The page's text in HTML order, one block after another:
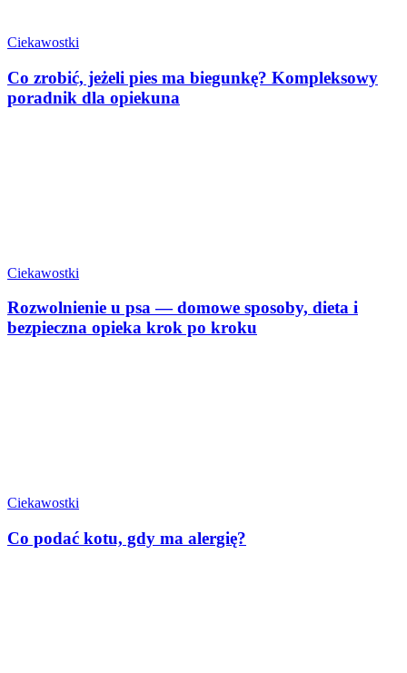
Ciekawostki
Co zrobić, jeżeli pies ma biegunkę? Kompleksowy
poradnik dla opiekuna
Ciekawostki
Rozwolnienie u psa — domowe sposoby, dieta i
bezpieczna opieka krok po kroku
Ciekawostki
Co podać kotu, gdy ma alergię?